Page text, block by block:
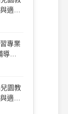
適性
專業
導
園教
適性